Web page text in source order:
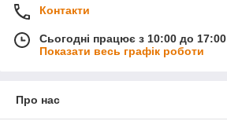
Контакти
Сьогодні працює з 10:00 до 17:00
Показати весь графік роботи
Про нас